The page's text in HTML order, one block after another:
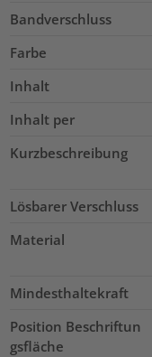
Bandverschluss
Farbe
Inhalt
Inhalt per
Kurzbeschreibung
Lösbarer Verschluss
Material
Mindesthaltekraft
Position Beschriftun
gsfläche